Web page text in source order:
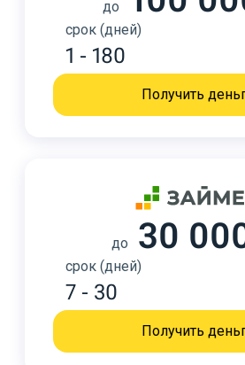
до
срок (дней)
1 - 180
Получить
до 30
срок (дней)
7 - 30
Получить